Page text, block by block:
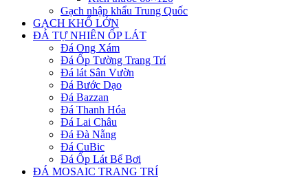
Gạch nhập khẩu Trung Quốc
GẠCH KHỔ LỚN
ĐÁ TỰ NHIÊN ỐP LÁT
Đá Ong Xám
Đá Ốp Tường Trang Trí
Đá lát Sân Vườn
Đá Bước Dạo
Đá Bazzan
Đá Thanh Hóa
Đá Lai Châu
Đá Đà Nẵng
Đá CuBic
Đá Ốp Lát Bể Bơi
ĐÁ MOSAIC TRANG TRÍ